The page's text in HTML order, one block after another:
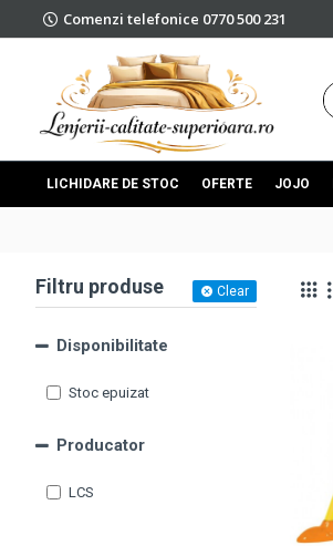
Comenzi telefonice 0770 500 231
LICHIDARE DE STOC OFERTE JOJO
Filtru produse Clear
Producator
LCS
Disponibilitate
Stoc epuizat